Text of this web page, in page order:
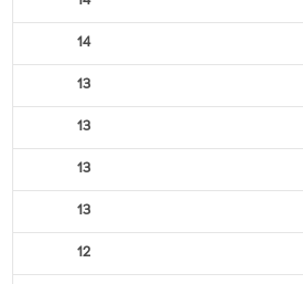
14
13
13
13
13
12